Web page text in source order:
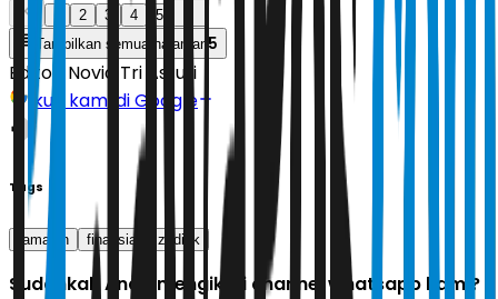
1 2 3 4
5
Tampilkan semua halaman 5
Editor: Novia Tri Astuti
Ikuti kami di Google
Tags
ramalan finansial zodiak
Sudahkah Anda mengikuti channel whatsapp kami?